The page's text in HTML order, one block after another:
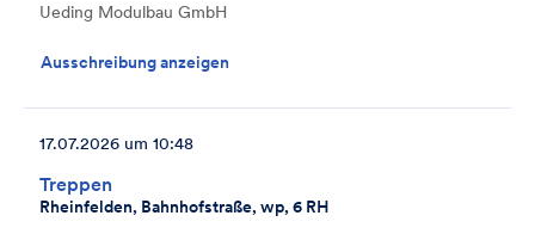
Ueding Modulbau GmbH
Ausschreibung anzeigen
Treppen
Rheinfelden, Bahnhofstraße, wp, 6 RH
17.07.2026 um 10:48